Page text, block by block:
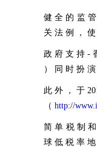
健 全 的 监
关 法 例 ， 使
政 府 支 持 -
） 同 时 扮
此 外 ， 于
（ http://
简 单 税 制
球 低 税 率